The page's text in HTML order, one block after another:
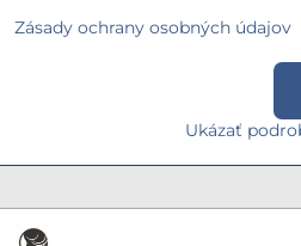
Zásady ochrany osobných údajov
Ukázať